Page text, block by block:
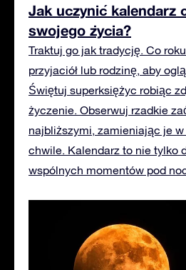
Jak uczynić kalendarz
swojego życia?
Traktuj go jak tradycję. Co
przyjaciół lub rodzinę, aby
Świętuj superksiężyc robiąc
życzenie. Obserwuj rzadkie
najbliższymi, zamieniając je
chwile. Kalendarz to nie tylko
wspólnych momentów pod